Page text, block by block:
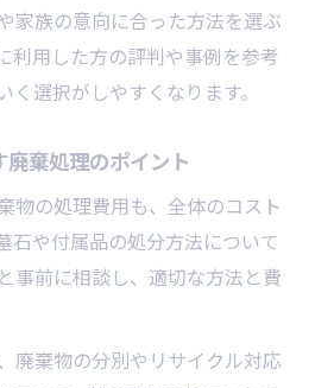
家族の意向に合った方法を選ぶ
利用した方の評判や事例を参考
く選択がしやすくなります。
棄処理のポイント
物の処理費用も、全体のコスト
石や付属品の処分方法について
事前に相談し、適切な方法と費
廃棄物の分別やリサイクル対応